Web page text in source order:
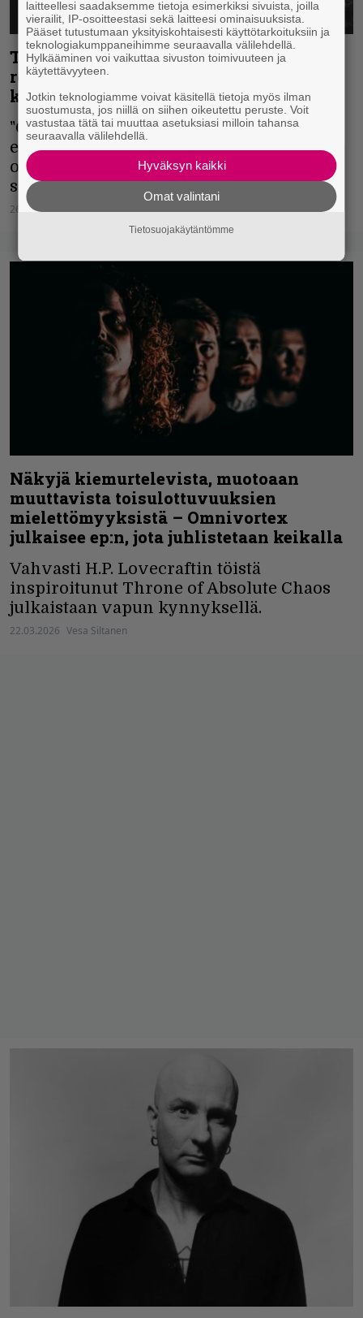
The 69 Eyes julkaisi raskaasti
rokkaavan version Thin Lizzyn
klassikosta videoineen
"Gabi Hakanen totesi demon kuultuaan,
että tämähän juuri sitä mitä The 69 Eyes
on parhaimmillaan. Rokkia radioon!"
sanoo Jyrki 69.
26.03.2026 Vesa Siltanen
Näkyjä kiemurtelevista, muotoaan
muuttavista toisulottuvuuksien
mielettömyyksistä – Omnivortex
julkaisee ep:n, jota juhlistetaan keikalla
Vahvasti H.P. Lovecraftin töistä
inspiroitunut Throne of Absolute Chaos
julkaistaan vapun kynnyksellä.
22.03.2026 Vesa Siltanen
laitteellesi saadaksemme tietoja esimerkiksi sivuista, joilla
vierailit, IP-osoitteestasi sekä laitteesi ominaisuuksista.
Pääset tutustumaan yksityiskohtaisesti käyttötarkoituksiin ja
teknologiakumppaneihimme seuraavalla välilehdellä.
Hylkääminen voi vaikuttaa sivuston toimivuuteen ja
käytettävyyteen.
Jotkin teknologiamme voivat käsitellä tietoja myös ilman
suostumusta, jos niillä on siihen oikeutettu peruste. Voit
vastustaa tätä tai muuttaa asetuksiasi milloin tahansa
seuraavalla välilehdellä.
Hyväksyn kaikki
Omat valintani
Tietosuojakäytäntömme